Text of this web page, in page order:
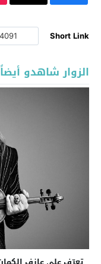
Short Link
الزوار شاهدو أيضاً